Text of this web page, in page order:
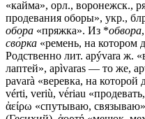
«кайма», орл., воронежск.,
продевания оборы», укр.,
обора «пряжка». Из *обвора
сво́рка «ремень, на котором
Родственно лит. арývаrа ж.
лаптей», арìvаrаs — то же,
раvаrà «веревка, на которой
vérti, veriù, vė́riau
ἀείρω «спутываю,